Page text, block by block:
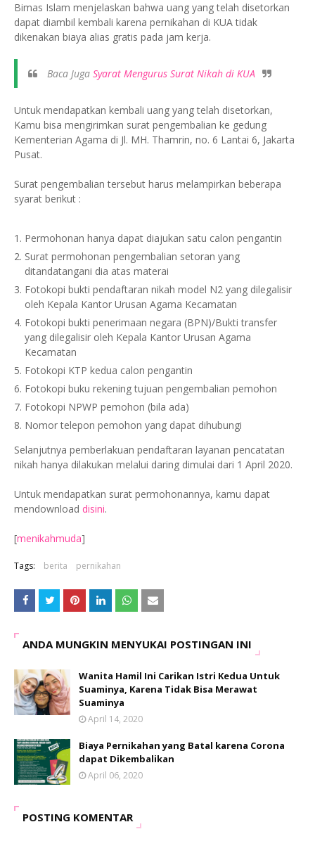
Bimas Islam menjelaskan bahwa uang yang telah disetorkan
dapat diambil kembali karena pernikahan di KUA tidak
dikenakan biaya alias gratis pada jam kerja.
Baca Juga Syarat Mengurus Surat Nikah di KUA
Untuk mendapatkan kembali uang yang telah disetorkan,
Kamu bisa mengirimkan surat pengembalian ke gedung
Kementerian Agama di Jl. MH. Thamrin, no. 6 Lantai 6, Jakarta
Pusat.
Surat pengembalian tersebut harus melampirkan beberapa
syarat berikut :
Permohonan hanya dapat diajukan satu calon pengantin
Surat permohonan pengembalian setoran yang
ditandatangani dia atas materai
Fotokopi bukti pendaftaran nikah model N2 yang dilegalisir
oleh Kepala Kantor Urusan Agama Kecamatan
Fotokopi bukti penerimaan negara (BPN)/Bukti transfer
yang dilegalisir oleh Kepala Kantor Urusan Agama
Kecamatan
Fotokopi KTP kedua calon pengantin
Fotokopi buku rekening tujuan pengembalian pemohon
Fotokopi NPWP pemohon (bila ada)
Nomor telepon pemohon yang dapat dihubungi
Selanjutnya pemberlakuan pendaftaran layanan pencatatan
nikah hanya dilakukan melalui daring dimulai dari 1 April 2020.
Untuk mendapatkan surat permohonannya, kamu dapat
mendownload disini.
[menikahmuda]
Tags: berita pernikahan
ANDA MUNGKIN MENYUKAI POSTINGAN INI
Wanita Hamil Ini Carikan Istri Kedua Untuk
Suaminya, Karena Tidak Bisa Merawat
Suaminya
April 14, 2020
Biaya Pernikahan yang Batal karena Corona
dapat Dikembalikan
April 06, 2020
POSTING KOMENTAR